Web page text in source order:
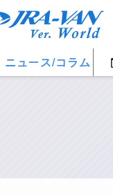
ニュース/コラム